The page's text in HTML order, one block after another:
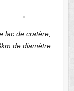
lac de cratère,
de diamètre